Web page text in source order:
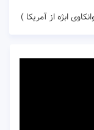
ابژه از آمریکا )